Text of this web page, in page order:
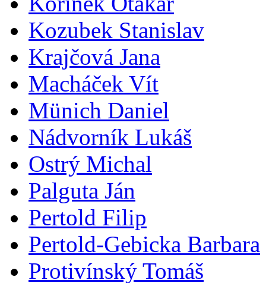
Kozubek Stanislav
Krajčová Jana
Macháček Vít
Münich Daniel
Nádvorník Lukáš
Ostrý Michal
Palguta Ján
Pertold Filip
Pertold-Gebicka Barbara
Protivínský Tomáš